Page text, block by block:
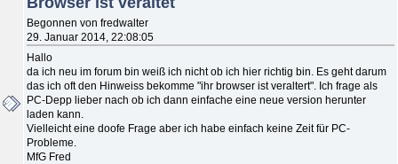
Begonnen von fredwalter
29. Januar 2014, 22:08:05
Hallo
da ich neu im forum bin weiß ich nicht ob ich hier richtig bin. Es geht darum
das ich oft den Hinweiss bekomme "ihr browser ist veraltert". Ich frage als
PC-Depp lieber nach ob ich dann einfache eine neue version herunter
laden kann.
Vielleicht eine doofe Frage aber ich habe einfach keine Zeit für PC-
Probleme.
MfG Fred